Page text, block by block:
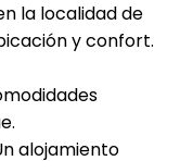
la localidad de
y confort.
alojamiento